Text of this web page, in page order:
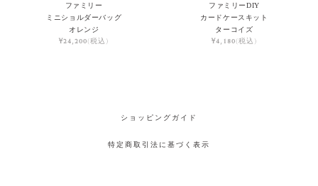
ファミリー
ミニショルダーバッグ
オレンジ
¥24,200(税込)
ファミリーDIY
カードケースキット
ターコイズ
¥4,180(税込)
ショッピングガイド
特定商取引法に基づく表示